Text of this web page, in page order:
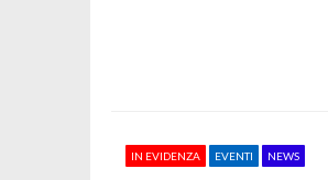
oIN EVIDENZA EVENTI NEWS